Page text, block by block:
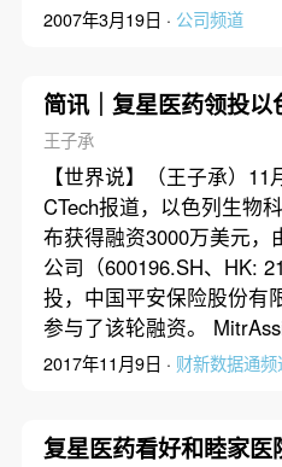
2007年3月19日 · 公司频道
简讯｜复星医药领投以
王子承
【世界说】（王子承）
CTech报道，以色列生物
布获得融资3000万美元，
公司（600196.SH、HK:
投，中国平安保险股份有
参与了该轮融资。
2017年11月9日 · 财新数据通频
复星医药看好和睦家医